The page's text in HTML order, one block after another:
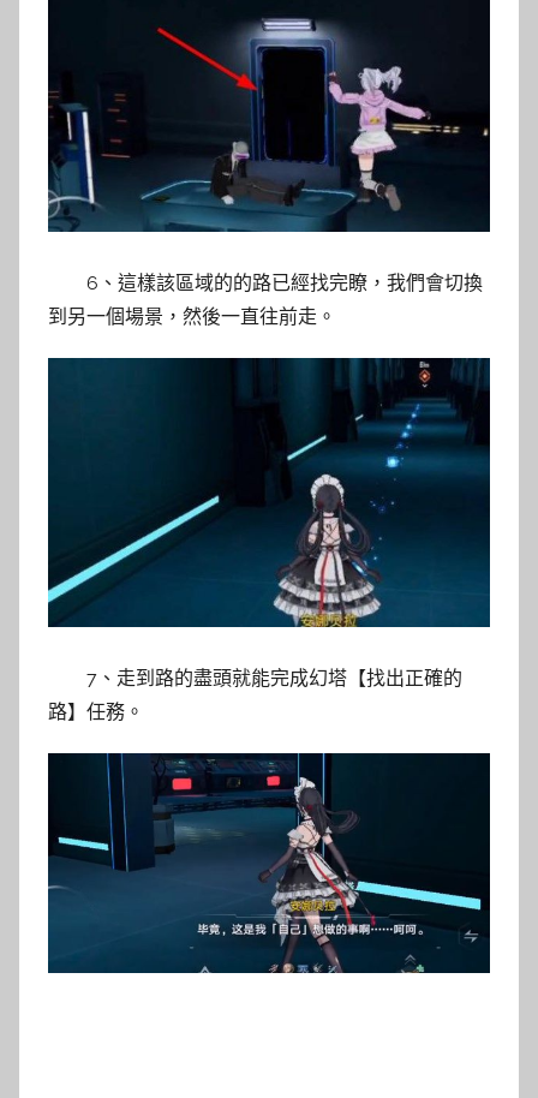
6、這樣該區域的的路已經找完瞭，我們會切換
到另一個場景，然後一直往前走。
7、走到路的盡頭就能完成幻塔【找出正確的
路】任務。